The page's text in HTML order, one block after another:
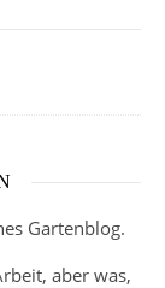
Gartenblog.
aber was,